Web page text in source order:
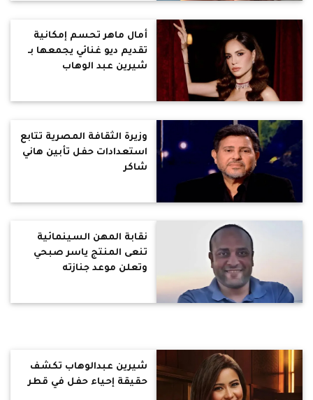
أمال ماهر تحسم إمكانية
تقديم ديو غنائي يجمعها بـ
شيرين عبد الوهاب
وزيرة الثقافة المصرية تتابع
استعدادات حفل تأبين هاني
شاكر
نقابة المهن السينمائية
تنعى المنتج ياسر صبحي
وتعلن موعد جنازته
شيرين عبدالوهاب تكشف
حقيقة إحياء حفل في قطر